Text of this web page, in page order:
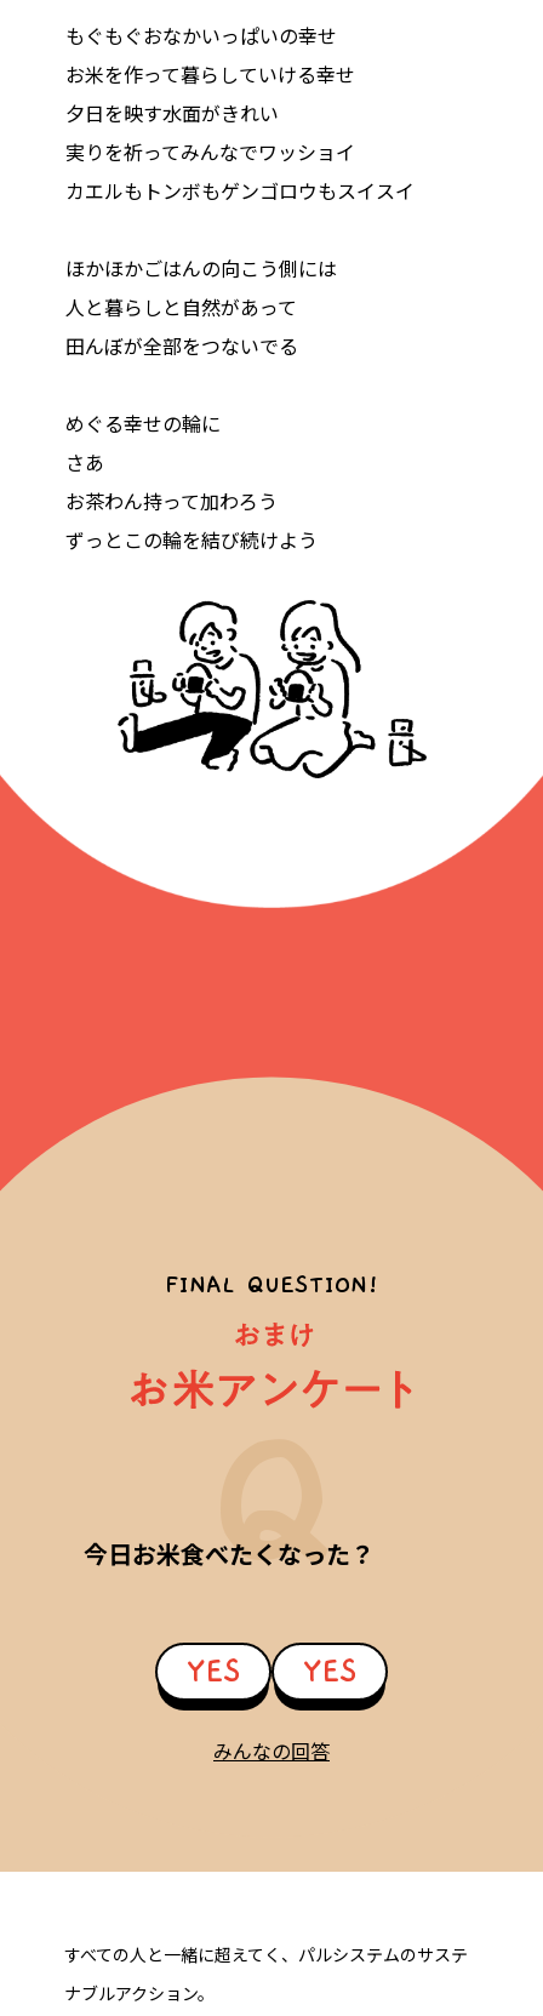
もぐもぐおなかいっぱいの幸せ
お米を作って暮らしていける幸せ
夕日を映す水面がきれい
実りを祈ってみんなでワッショイ
カエルもトンボもゲンゴロウもスイスイ
ほかほかごはんの向こう側には
人と暮らしと自然があって
田んぼが全部をつないでる
めぐる幸せの輪に
さあ
お茶わん持って加わろう
ずっとこの輪を結び続けよう
今日お米食べたくなった？
YES YES
みんなの回答
すべての人と一緒に超えてく、パルシステムのサステ
ナブルアクション。